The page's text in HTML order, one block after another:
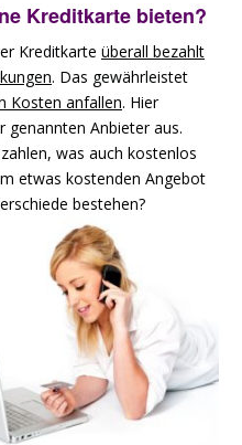
Kreditkarte bieten?
Kreditkarte überall bezahlt
. Das gewährleistet
Kosten anfallen. Hier
genannten Anbieter aus.
was auch kostenlos
etwas kostenden Angebot
bestehen?